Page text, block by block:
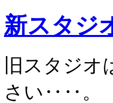
新スタジ
旧スタジ
さい‥‥。